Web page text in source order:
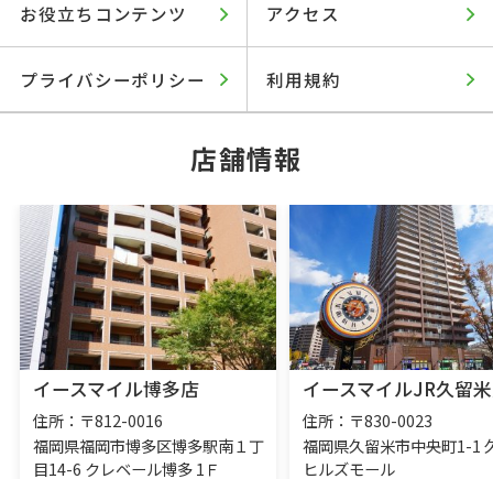
お役立ちコンテンツ アクセス
プライバシーポリシー 利用規約
店舗情報
イースマイル博多店
住所：〒812-0016
福岡県福岡市博多区博多駅南１丁
目14-6 クレベール博多 1Ｆ
イースマイルJR久留
住所：〒830-0023
福岡県久留米市中央町1-1
ヒルズモール